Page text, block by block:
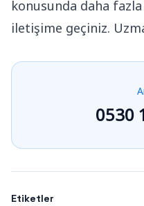
konusunda daha
iletişime geçiniz.
0530
Etiketler